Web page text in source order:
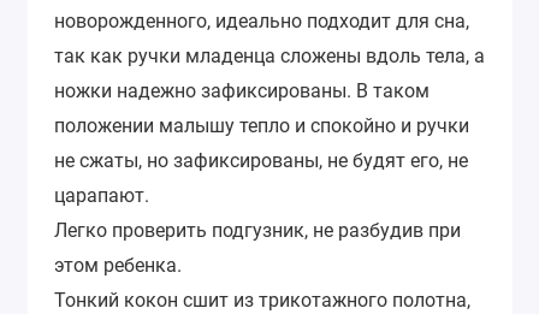
новорожденного, идеально подходит для сна,
так как ручки младенца сложены вдоль тела, а
ножки надежно зафиксированы. В таком
положении малышу тепло и спокойно и ручки
не сжаты, но зафиксированы, не будят его, не
царапают.
Легко проверить подгузник, не разбудив при
этом ребенка.
Тонкий кокон сшит из трикотажного полотна,